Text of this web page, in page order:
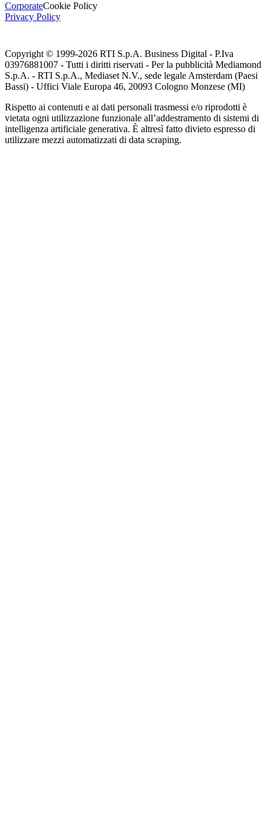
CorporateCookie Policy
Privacy Policy
Copyright © 1999-2026 RTI S.p.A. Business Digital - P.Iva
03976881007 - Tutti i diritti riservati - Per la pubblicità Mediamond
S.p.A. - RTI S.p.A., Mediaset N.V., sede legale Amsterdam (Paesi
Bassi) - Uffici Viale Europa 46, 20093 Cologno Monzese (MI)
Rispetto ai contenuti e ai dati personali trasmessi e/o riprodotti è
vietata ogni utilizzazione funzionale all’addestramento di sistemi di
intelligenza artificiale generativa. È altresì fatto divieto espresso di
utilizzare mezzi automatizzati di data scraping.